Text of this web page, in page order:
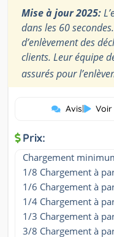
Mise à jour 2025:
dans les 60
d’enlèvement des
clients. Leur équipe
assurés pour
Avis| Voir
Prix:
Chargement
1/8 Chargement à
1/6 Chargement à
1/4 Chargement à
1/3 Chargement à
3/8 Chargement à